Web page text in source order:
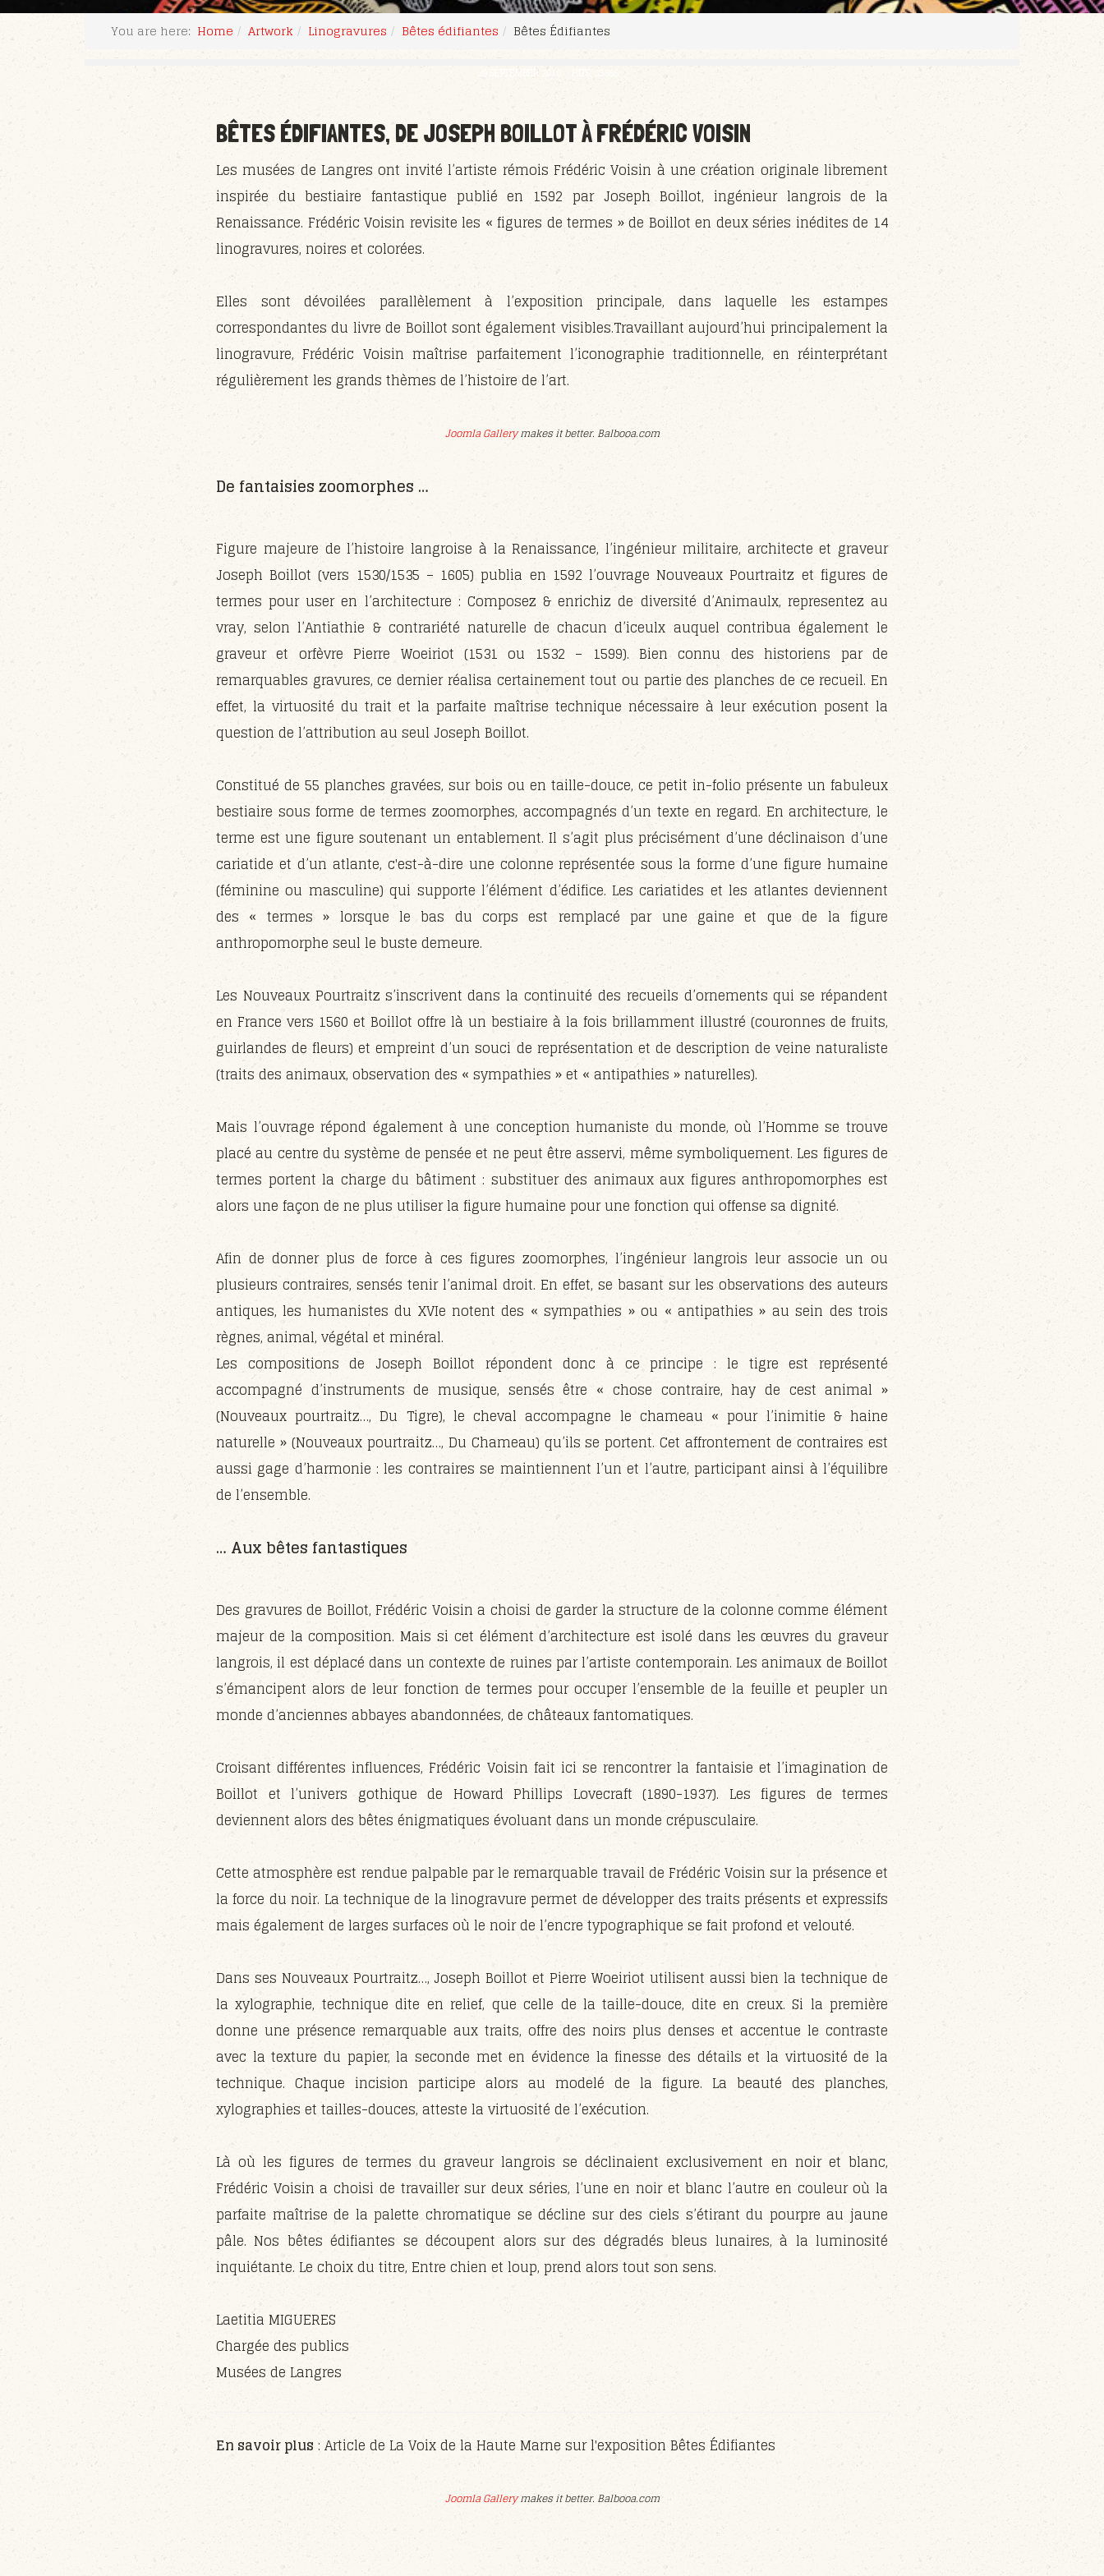
You are here: Home Artwork Linogravures Bêtes édifiantes Bêtes Édifiantes
29 SEPTEMBER 2018
BÊTES ÉDIFIANTES, DE JOSEPH BOILLOT À FRÉDÉRIC VOISIN
Les musées de Langres ont invité l’artiste rémois Frédéric Voisin à une création originale librement
inspirée du bestiaire fantastique publié en 1592 par Joseph Boillot, ingénieur langrois de la
Renaissance. Frédéric Voisin revisite les « figures de termes » de Boillot en deux séries inédites de 14
linogravures, noires et colorées.
Elles sont dévoilées parallèlement à l’exposition principale, dans laquelle les estampes
correspondantes du livre de Boillot sont également visibles.Travaillant aujourd’hui principalement la
linogravure, Frédéric Voisin maîtrise parfaitement l’iconographie traditionnelle, en réinterprétant
régulièrement les grands thèmes de l’histoire de l’art.
Joomla Gallerymakes it better. Balbooa.com
De fantaisies zoomorphes …
Figure majeure de l’histoire langroise à la Renaissance, l’ingénieur militaire, architecte et graveur
Joseph Boillot (vers 1530/1535 – 1605) publia en 1592 l’ouvrage Nouveaux Pourtraitz et figures de
termes pour user en l’architecture : Composez & enrichiz de diversité d’Animaulx, representez au
vray, selon l’Antiathie & contrariété naturelle de chacun d’iceulx auquel contribua également le
graveur et orfèvre Pierre Woeiriot (1531 ou 1532 – 1599). Bien connu des historiens par de
remarquables gravures, ce dernier réalisa certainement tout ou partie des planches de ce recueil. En
effet, la virtuosité du trait et la parfaite maîtrise technique nécessaire à leur exécution posent la
question de l’attribution au seul Joseph Boillot.
Constitué de 55 planches gravées, sur bois ou en taille-douce, ce petit in-folio présente un fabuleux
bestiaire sous forme de termes zoomorphes, accompagnés d’un texte en regard. En architecture, le
terme est une figure soutenant un entablement. Il s’agit plus précisément d’une déclinaison d’une
cariatide et d’un atlante, c'est-à-dire une colonne représentée sous la forme d’une figure humaine
(féminine ou masculine) qui supporte l’élément d’édifice. Les cariatides et les atlantes deviennent
des « termes » lorsque le bas du corps est remplacé par une gaine et que de la figure
anthropomorphe seul le buste demeure.
Les Nouveaux Pourtraitz s’inscrivent dans la continuité des recueils d’ornements qui se répandent
en France vers 1560 et Boillot offre là un bestiaire à la fois brillamment illustré (couronnes de fruits,
guirlandes de fleurs) et empreint d’un souci de représentation et de description de veine naturaliste
(traits des animaux, observation des « sympathies » et « antipathies » naturelles).
Mais l’ouvrage répond également à une conception humaniste du monde, où l’Homme se trouve
placé au centre du système de pensée et ne peut être asservi, même symboliquement. Les figures de
termes portent la charge du bâtiment : substituer des animaux aux figures anthropomorphes est
alors une façon de ne plus utiliser la figure humaine pour une fonction qui offense sa dignité.
Afin de donner plus de force à ces figures zoomorphes, l’ingénieur langrois leur associe un ou
plusieurs contraires, sensés tenir l’animal droit. En effet, se basant sur les observations des auteurs
antiques, les humanistes du XVIe notent des « sympathies » ou « antipathies » au sein des trois
règnes, animal, végétal et minéral.
Les compositions de Joseph Boillot répondent donc à ce principe : le tigre est représenté
accompagné d’instruments de musique, sensés être « chose contraire, hay de cest animal »
(Nouveaux pourtraitz…, Du Tigre), le cheval accompagne le chameau « pour l’inimitie & haine
naturelle » (Nouveaux pourtraitz…, Du Chameau) qu’ils se portent. Cet affrontement de contraires est
aussi gage d’harmonie : les contraires se maintiennent l’un et l’autre, participant ainsi à l’équilibre
de l’ensemble.
… Aux bêtes fantastiques
Des gravures de Boillot, Frédéric Voisin a choisi de garder la structure de la colonne comme élément
majeur de la composition. Mais si cet élément d’architecture est isolé dans les œuvres du graveur
langrois, il est déplacé dans un contexte de ruines par l’artiste contemporain. Les animaux de Boillot
s’émancipent alors de leur fonction de termes pour occuper l’ensemble de la feuille et peupler un
monde d’anciennes abbayes abandonnées, de châteaux fantomatiques.
Croisant différentes influences, Frédéric Voisin fait ici se rencontrer la fantaisie et l’imagination de
Boillot et l’univers gothique de Howard Phillips Lovecraft (1890-1937). Les figures de termes
deviennent alors des bêtes énigmatiques évoluant dans un monde crépusculaire.
Cette atmosphère est rendue palpable par le remarquable travail de Frédéric Voisin sur la présence et
la force du noir. La technique de la linogravure permet de développer des traits présents et expressifs
mais également de larges surfaces où le noir de l’encre typographique se fait profond et velouté.
Dans ses Nouveaux Pourtraitz…, Joseph Boillot et Pierre Woeiriot utilisent aussi bien la technique de
la xylographie, technique dite en relief, que celle de la taille-douce, dite en creux. Si la première
donne une présence remarquable aux traits, offre des noirs plus denses et accentue le contraste
avec la texture du papier, la seconde met en évidence la finesse des détails et la virtuosité de la
technique. Chaque incision participe alors au modelé de la figure. La beauté des planches,
xylographies et tailles-douces, atteste la virtuosité de l’exécution.
Là où les figures de termes du graveur langrois se déclinaient exclusivement en noir et blanc,
Frédéric Voisin a choisi de travailler sur deux séries, l’une en noir et blanc l’autre en couleur où la
parfaite maîtrise de la palette chromatique se décline sur des ciels s’étirant du pourpre au jaune
pâle. Nos bêtes édifiantes se découpent alors sur des dégradés bleus lunaires, à la luminosité
inquiétante. Le choix du titre, Entre chien et loup, prend alors tout son sens.
Laetitia MIGUERES
Chargée des publics
Musées de Langres
En savoir plus : Article de La Voix de la Haute Marne sur l'exposition Bêtes Édifiantes
Joomla Gallerymakes it better. Balbooa.com